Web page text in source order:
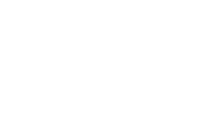
せん。